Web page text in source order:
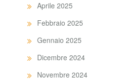
Aprile 2025
Febbraio 2025
Gennaio 2025
Dicembre 2024
Novembre 2024